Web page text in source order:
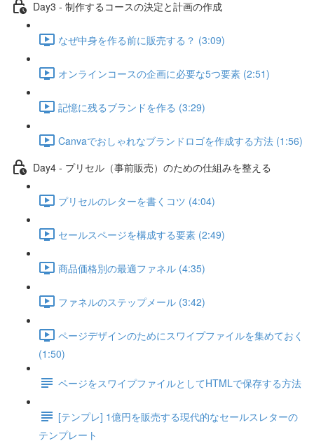
Day3 - 制作するコースの決定と計画の作成
なぜ中身を作る前に販売する？ (3:09)
オンラインコースの企画に必要な5つ要素 (2:51)
記憶に残るブランドを作る (3:29)
Canvaでおしゃれなブランドロゴを作成する方法 (1:56)
Day4 - プリセル（事前販売）のための仕組みを整える
プリセルのレターを書くコツ (4:04)
セールスページを構成する要素 (2:49)
商品価格別の最適ファネル (4:35)
ファネルのステップメール (3:42)
ページデザインのためにスワイプファイルを集めておく
(1:50)
ページをスワイプファイルとしてHTMLで保存する方法
[テンプレ] 1億円を販売する現代的なセールスレターの
テンプレート